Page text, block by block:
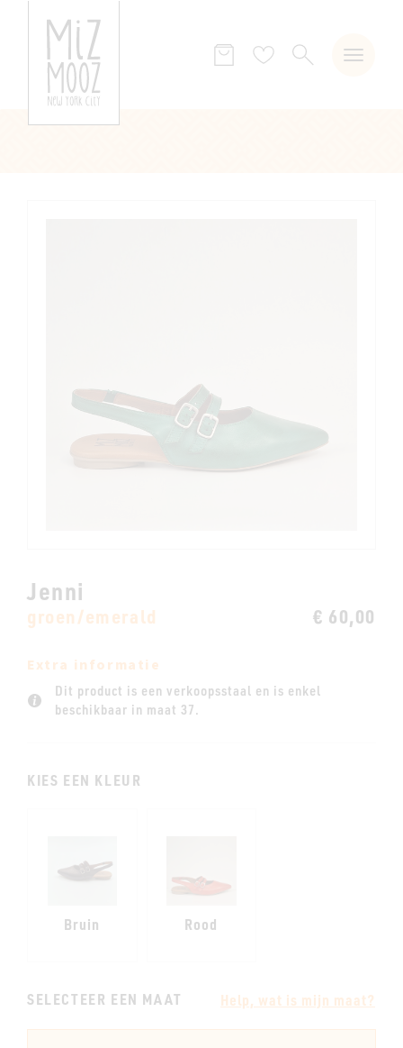
Verlanglijst
ZOEKEN
Jenni
groen/emerald € 60,00
Extra informatie
Dit product is een verkoopsstaal en is enkel
beschikbaar in maat 37.
KIES EEN KLEUR
Bruin Rood
SELECTEER EEN MAAT Help, wat is mijn maat?